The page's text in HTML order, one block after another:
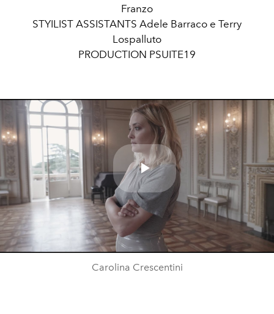
Franzo
STYILIST ASSISTANTS Adele Barraco e Terry
Lospalluto
PRODUCTION PSUITE19
Play
Video
Carolina Crescentini